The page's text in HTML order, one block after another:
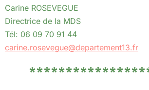
Carine ROSEVEGUE
Directrice de la MDS
Tél: 06 09 70 91 44
carine.rosevegue@departement13.fr